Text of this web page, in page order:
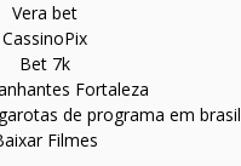
Vera bet
CassinoPix
Bet 7k
Fortaleza
de programa em brasil
Filmes